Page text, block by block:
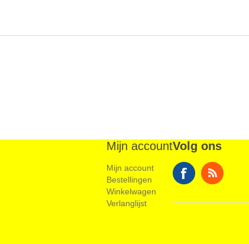
Mijn account
Mijn account
Bestellingen
Winkelwagen
Verlanglijst
Volg ons